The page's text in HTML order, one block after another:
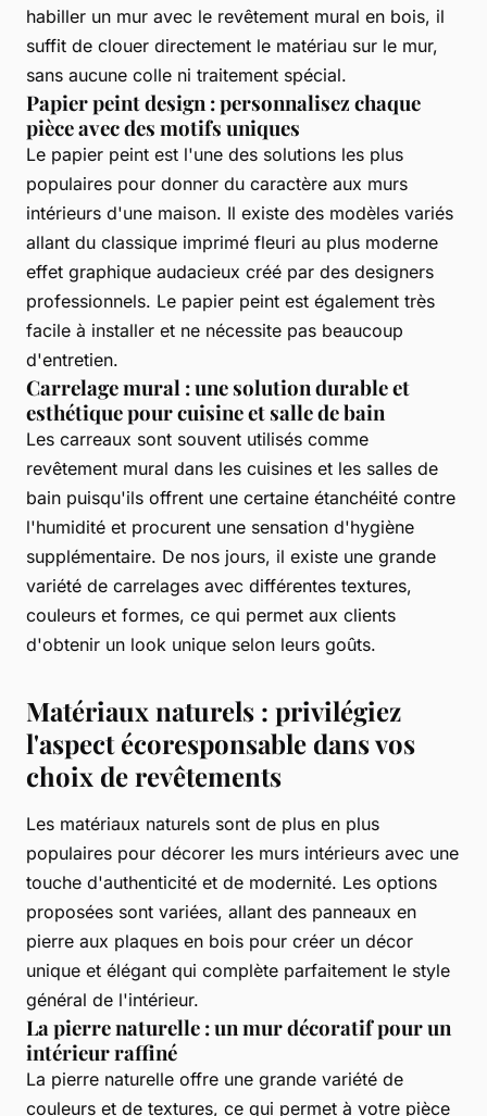
habiller un mur avec le revêtement mural en bois, il
suffit de clouer directement le matériau sur le mur,
sans aucune colle ni traitement spécial.
Papier peint design : personnalisez chaque
pièce avec des motifs uniques
Le papier peint est l'une des solutions les plus
populaires pour donner du caractère aux murs
intérieurs d'une maison. Il existe des modèles variés
allant du classique imprimé fleuri au plus moderne
effet graphique audacieux créé par des designers
professionnels. Le papier peint est également très
facile à installer et ne nécessite pas beaucoup
d'entretien.
Carrelage mural : une solution durable et
esthétique pour cuisine et salle de bain
Les carreaux sont souvent utilisés comme
revêtement mural dans les cuisines et les salles de
bain puisqu'ils offrent une certaine étanchéité contre
l'humidité et procurent une sensation d'hygiène
supplémentaire. De nos jours, il existe une grande
variété de carrelages avec différentes textures,
couleurs et formes, ce qui permet aux clients
d'obtenir un look unique selon leurs goûts.
Matériaux naturels : privilégiez
l'aspect écoresponsable dans vos
choix de revêtements
Les matériaux naturels sont de plus en plus
populaires pour décorer les murs intérieurs avec une
touche d'authenticité et de modernité. Les options
proposées sont variées, allant des panneaux en
pierre aux plaques en bois pour créer un décor
unique et élégant qui complète parfaitement le style
général de l'intérieur.
La pierre naturelle : un mur décoratif pour un
intérieur raffiné
La pierre naturelle offre une grande variété de
couleurs et de textures, ce qui permet à votre pièce